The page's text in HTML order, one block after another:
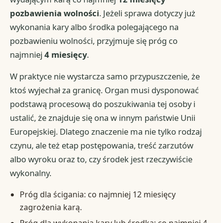
pozbawienia wolności. Jeżeli sprawa dotyczy już
wykonania kary albo środka polegającego na
pozbawieniu wolności, przyjmuje się próg co
najmniej4 miesięcy.
W praktyce nie wystarcza samo przypuszczenie, że
ktoś wyjechał za granicę. Organ musi dysponować
podstawą procesową do poszukiwania tej osoby i
ustalić, że znajduje się ona w innym państwie Unii
Europejskiej. Dlatego znaczenie ma nie tylko rodzaj
czynu, ale też etap postępowania, treść zarzutów
albo wyroku oraz to, czy środek jest rzeczywiście
wykonalny.
Próg dla ścigania: co najmniej 12 miesięcy
zagrożenia karą.